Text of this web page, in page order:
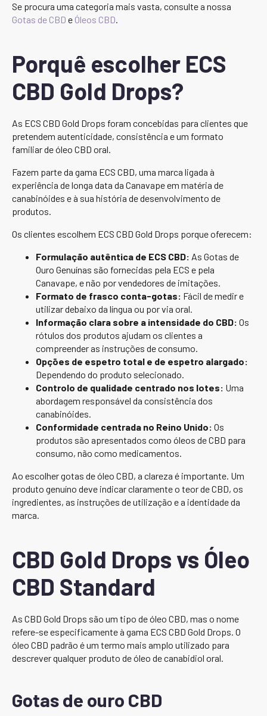
Se procura uma categoria mais vasta, consulte a nossa
Gotas de CBD e Óleos CBD.
Porquê escolher ECS
CBD Gold Drops?
As ECS CBD Gold Drops foram concebidas para clientes que
pretendem autenticidade, consistência e um formato
familiar de óleo CBD oral.
Fazem parte da gama ECS CBD, uma marca ligada à
experiência de longa data da Canavape em matéria de
canabinóides e à sua história de desenvolvimento de
produtos.
Os clientes escolhem ECS CBD Gold Drops porque oferecem:
Formulação autêntica de ECS CBD: As Gotas de
Ouro Genuínas são fornecidas pela ECS e pela
Canavape, e não por vendedores de imitações.
Formato de frasco conta-gotas: Fácil de medir e
utilizar debaixo da língua ou por via oral.
Informação clara sobre a intensidade do CBD: Os
rótulos dos produtos ajudam os clientes a
compreender as instruções de consumo.
Opções de espetro total e de espetro alargado:
Dependendo do produto selecionado.
Controlo de qualidade centrado nos lotes: Uma
abordagem responsável da consistência dos
canabinóides.
Conformidade centrada no Reino Unido: Os
produtos são apresentados como óleos de CBD para
consumo, não como medicamentos.
Ao escolher gotas de óleo CBD, a clareza é importante. Um
produto genuíno deve indicar claramente o teor de CBD, os
ingredientes, as instruções de utilização e a identidade da
marca.
CBD Gold Drops vs Óleo
CBD Standard
As CBD Gold Drops são um tipo de óleo CBD, mas o nome
refere-se especificamente à gama ECS CBD Gold Drops. O
óleo CBD padrão é um termo mais amplo utilizado para
descrever qualquer produto de óleo de canabidiol oral.
Gotas de ouro CBD